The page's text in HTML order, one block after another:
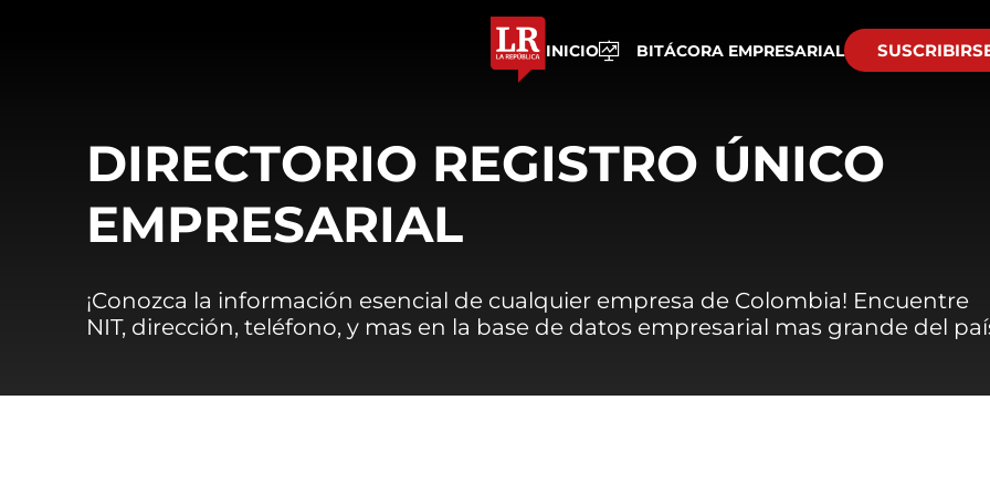
INICIO BITÁCORA EMPRESARIAL
DIRECTORIO REGISTRO ÚNICO
EMPRESARIAL
¡Conozca la información esencial de cualquier empresa de Colombia! Encuentre
NIT, dirección, teléfono, y mas en la base de datos empresarial mas grande del